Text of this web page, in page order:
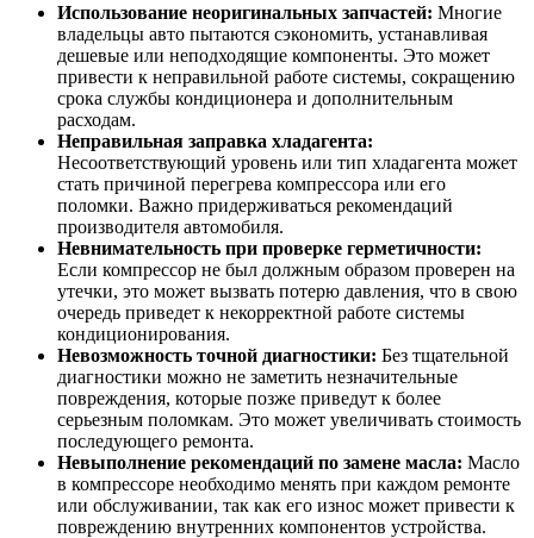
Использование неоригинальных запчастей: Многие
владельцы авто пытаются сэкономить, устанавливая
дешевые или неподходящие компоненты. Это может
привести к неправильной работе системы, сокращению
срока службы кондиционера и дополнительным
расходам.
Неправильная заправка хладагента:
Несоответствующий уровень или тип хладагента может
стать причиной перегрева компрессора или его
поломки. Важно придерживаться рекомендаций
производителя автомобиля.
Невнимательность при проверке герметичности:
Если компрессор не был должным образом проверен на
утечки, это может вызвать потерю давления, что в свою
очередь приведет к некорректной работе системы
кондиционирования.
Невозможность точной диагностики: Без тщательной
диагностики можно не заметить незначительные
повреждения, которые позже приведут к более
серьезным поломкам. Это может увеличивать стоимость
последующего ремонта.
Невыполнение рекомендаций по замене масла: Масло
в компрессоре необходимо менять при каждом ремонте
или обслуживании, так как его износ может привести к
повреждению внутренних компонентов устройства.